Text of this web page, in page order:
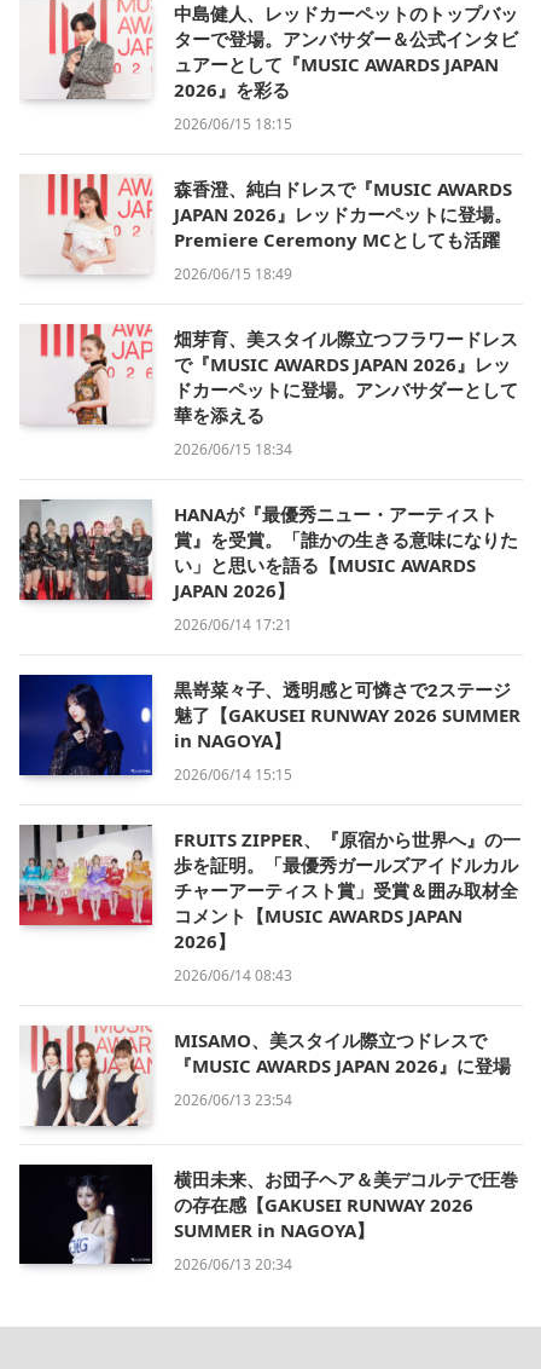
中島健人、レッドカーペットのトップバッ
ターで登場。アンバサダー＆公式インタビ
ュアーとして『MUSIC AWARDS JAPAN
2026』を彩る
2026/06/15 18:15
森香澄、純白ドレスで『MUSIC AWARDS
JAPAN 2026』レッドカーペットに登場。
Premiere Ceremony MCとしても活躍
2026/06/15 18:49
畑芽育、美スタイル際立つフラワードレス
で『MUSIC AWARDS JAPAN 2026』レッ
ドカーペットに登場。アンバサダーとして
華を添える
2026/06/15 18:34
HANAが『最優秀ニュー・アーティスト
賞』を受賞。「誰かの生きる意味になりた
い」と思いを語る【MUSIC AWARDS
JAPAN 2026】
2026/06/14 17:21
黒嵜菜々子、透明感と可憐さで2ステージ
魅了【GAKUSEI RUNWAY 2026 SUMMER
in NAGOYA】
2026/06/14 15:15
FRUITS ZIPPER、『原宿から世界へ』の一
歩を証明。「最優秀ガールズアイドルカル
チャーアーティスト賞」受賞＆囲み取材全
コメント【MUSIC AWARDS JAPAN
2026】
2026/06/14 08:43
MISAMO、美スタイル際立つドレスで
『MUSIC AWARDS JAPAN 2026』に登場
2026/06/13 23:54
横田未来、お団子ヘア＆美デコルテで圧巻
の存在感【GAKUSEI RUNWAY 2026
SUMMER in NAGOYA】
2026/06/13 20:34